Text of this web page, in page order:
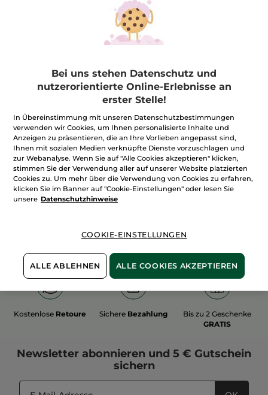
100%unserer Aktivstoffe
sindpflanzlich
Wir bewirtschaften
unsere Felder
biologisch
Mehr entdecken
Kostenlose Retoure Sichere Bezahlung
Bis zu 2 Geschenke
GRATIS
Newsletter abonnieren und 5 € Gutschein
sichern
Bei uns stehen Datenschutz und
nutzerorientierte Online-Erlebnisse an
erster Stelle!
In Übereinstimmung mit unseren Datenschutzbestimmungen
verwenden wir Cookies, um Ihnen personalisierte Inhalte und
Anzeigen zu präsentieren, die an Ihre Vorlieben angepasst sind,
Ihnen mit sozialen Medien verknüpfte Dienste vorzuschlagen und
zur Webanalyse. Wenn Sie auf "Alle Cookies akzeptieren" klicken,
stimmen Sie der Verwendung aller auf unserer Website platzierten
Cookies zu. Um mehr über die Verwendung von Cookies zu erfahren,
klicken Sie im Banner auf "Cookie-Einstellungen" oder lesen Sie
unsere Datenschutzhinweise
COOKIE-EINSTELLUNGEN
ALLE ABLEHNEN ALLE COOKIES AKZEPTIEREN